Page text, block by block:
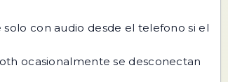
con audio desde el telefono si el
ocasionalmente se desconectan